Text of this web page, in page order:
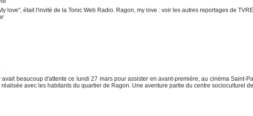
love", était l'invité de la Tonic Web Radio. Ragon, my love : voir les autres reportages de
beaucoup d'attente ce lundi 27 mars pour assister en avant-première, au cinéma Saint-
avec les habitants du quartier de Ragon. Une aventure partie du centre socioculturel